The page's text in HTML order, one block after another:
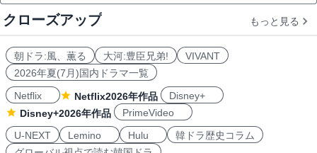
クローズアップ もっと見る
朝ドラ:風、薫る 大河:豊臣兄弟!
VIVANT
2026年夏(7月)国内ドラマ一覧
Netflix
Netflix2026年作品
Disney+
Disney+2026年作品
PrimeVideo
U-NEXT
Lemino Hulu
韓ドラ歴史コラム